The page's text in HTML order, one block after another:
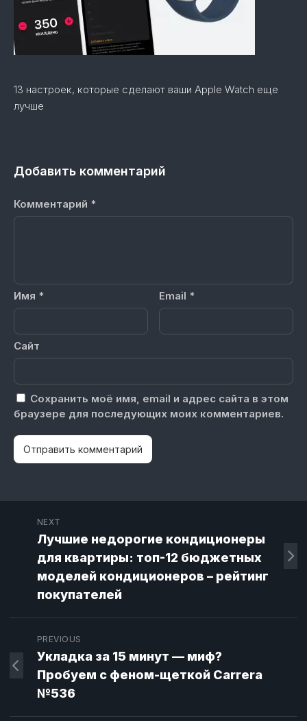
13 настроек, которые сделают ваши Apple Watch еще
лучше
Добавить комментарий
Комментарий *
Имя * Email *
Сайт
Сохранить моё имя, email и адрес сайта в этом
браузере для последующих моих комментариев.
NEXT
Лучшие недорогие кондиционеры
для квартиры: топ-12 бюджетных
моделей кондиционеров – рейтинг
покупателей
PREVIOUS
Укладка за 15 минут — миф?
Пробуем с феном-щеткой Carrera
№536